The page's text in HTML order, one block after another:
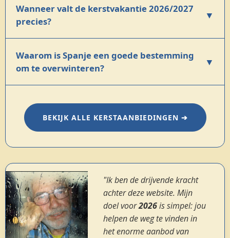
Wanneer valt de kerstvakantie 2026/2027
precies?
▼
Waarom is Spanje een goede bestemming
om te overwinteren?
▼
BEKIJK ALLE KERSTAANBIEDINGEN ➔
"Ik ben de drijvende kracht
achter deze website. Mijn
doel voor2026is simpel: jou
helpen de weg te vinden in
het enorme aanbod van